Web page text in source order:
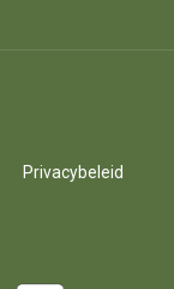
Privacybeleid